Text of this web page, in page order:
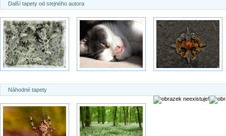
Další tapety od stejného autora
Náhodné tapety